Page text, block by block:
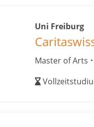
Uni Freiburg
Master of Arts